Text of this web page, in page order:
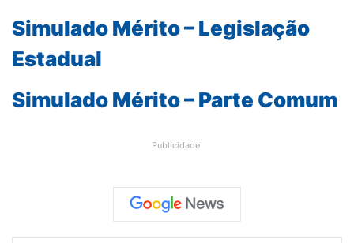
Simulado Mérito – Legislação
Estadual
Simulado Mérito – Parte Comum
Publicidade!